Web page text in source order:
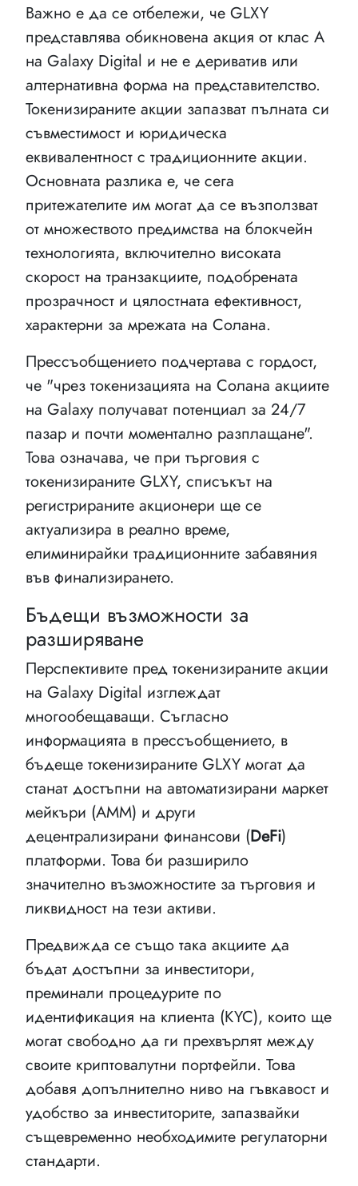
Важно е да се отбележи, че GLXY
представлява обикновена акция от клас А
на Galaxy Digital и не е дериватив или
алтернативна форма на представителство.
Токенизираните акции запазват пълната си
съвместимост и юридическа
еквивалентност с традиционните акции.
Основната разлика е, че сега
притежателите им могат да се възползват
от множеството предимства на блокчейн
технологията, включително високата
скорост на транзакциите, подобрената
прозрачност и цялостната ефективност,
характерни за мрежата на Солана.
Прессъобщението подчертава с гордост,
че "чрез токенизацията на Солана акциите
на Galaxy получават потенциал за 24/7
пазар и почти моментално разплащане".
Това означава, че при търговия с
токенизираните GLXY, списъкът на
регистрираните акционери ще се
актуализира в реално време,
елиминирайки традиционните забавяния
във финализирането.
Бъдещи възможности за
разширяване
Перспективите пред токенизираните акции
на Galaxy Digital изглеждат
многообещаващи. Съгласно
информацията в прессъобщението, в
бъдеще токенизираните GLXY могат да
станат достъпни на автоматизирани маркет
мейкъри (AMM) и други
децентрализирани финансови (DeFi)
платформи. Това би разширило
значително възможностите за търговия и
ликвидност на тези активи.
Предвижда се също така акциите да
бъдат достъпни за инвеститори,
преминали процедурите по
идентификация на клиента (KYC), които ще
могат свободно да ги прехвърлят между
своите криптовалутни портфейли. Това
добавя допълнително ниво на гъвкавост и
удобство за инвеститорите, запазвайки
същевременно необходимите регулаторни
стандарти.